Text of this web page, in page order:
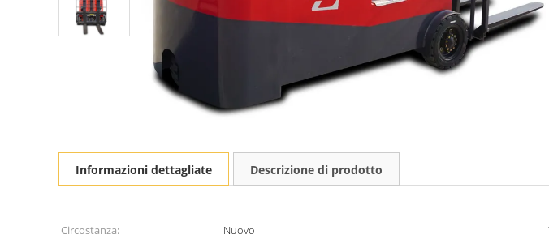
Informazioni dettagliate Descrizione di prodotto
Circostanza: Nuovo